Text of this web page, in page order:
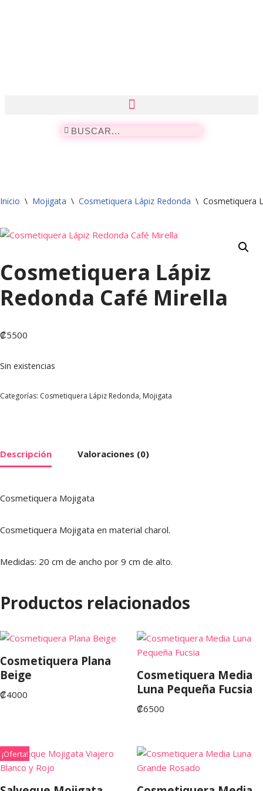
Inicio \ Mojigata \ Cosmetiquera Lápiz Redonda \ Cosmetiquera
Cosmetiquera Lápiz
Redonda Café Mirella
₡5500
Sin existencias
Categorías: Cosmetiquera Lápiz Redonda, Mojigata
Descripción Valoraciones (0)
Cosmetiquera Mojigata
Cosmetiquera Mojigata en material charol.
Medidas: 20 cm de ancho por 9 cm de alto.
Productos relacionados
Cosmetiquera Plana
Beige
₡4000
Cosmetiquera Media
Luna Pequeña Fucsia
₡6500
¡Oferta!